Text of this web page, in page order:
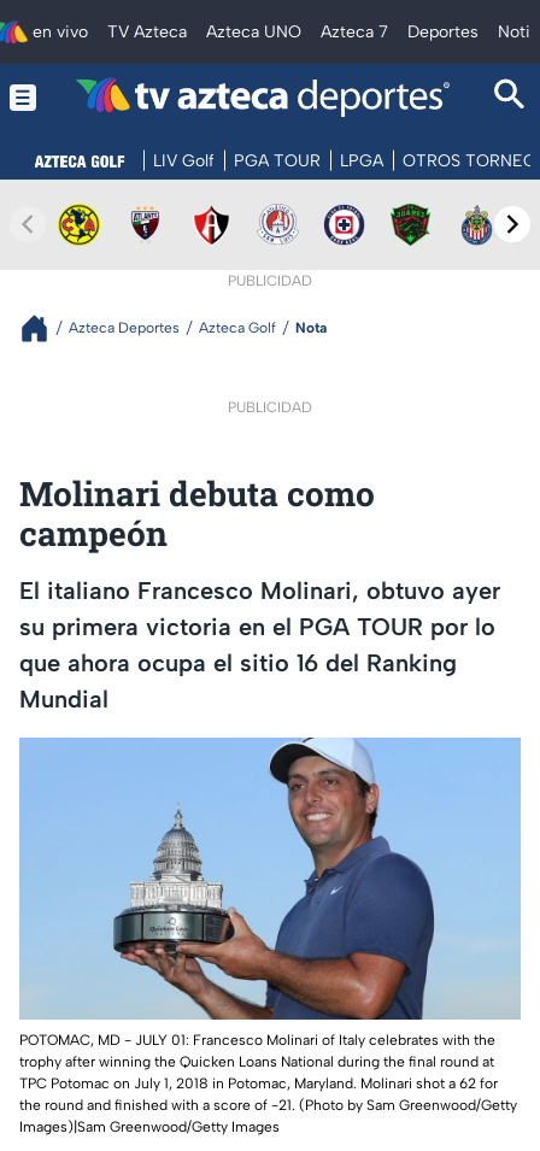
en vivo TV Azteca Azteca UNO Azteca 7 Deportes
LIV Golf PGA TOUR LPGA OTROS
PUBLICIDAD
Azteca Deportes Azteca Golf Nota
PUBLICIDAD
Molinari debuta como
campeón
El italiano Francesco Molinari, obtuvo ayer
su primera victoria en el PGA TOUR por lo
que ahora ocupa el sitio 16 del Ranking
Mundial
POTOMAC, MD - JULY 01: Francesco Molinari of Italy celebrates with the
trophy after winning the Quicken Loans National during the final round at
TPC Potomac on July 1, 2018 in Potomac, Maryland. Molinari shot a 62 for
the round and finished with a score of -21. (Photo by Sam Greenwood/Getty
Images)|Sam Greenwood/Getty Images